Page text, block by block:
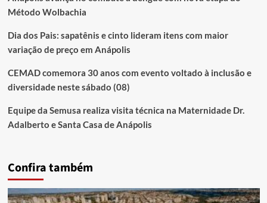
Método Wolbachia
Dia dos Pais: sapatênis e cinto lideram itens com maior
variação de preço em Anápolis
CEMAD comemora 30 anos com evento voltado à inclusão e
diversidade neste sábado (08)
Equipe da Semusa realiza visita técnica na Maternidade Dr.
Adalberto e Santa Casa de Anápolis
Confira também